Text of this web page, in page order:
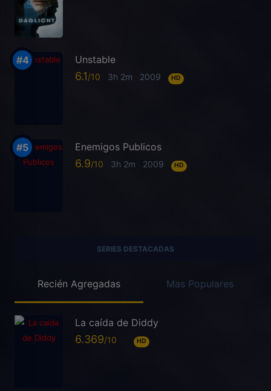
Unstable
6.1 3h 2m 2009 HD
Enemigos Publicos
6.9 3h 2m 2009 HD
SERIES DESTACADAS
Recién Agregadas Mas Populares
La caída de Diddy
6.369 HD